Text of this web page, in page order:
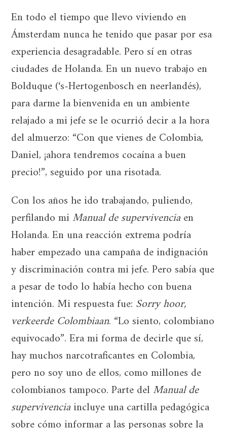
En todo el tiempo que llevo viviendo en
Ámsterdam nunca he tenido que pasar por esa
experiencia desagradable. Pero sí en otras
ciudades de Holanda. En un nuevo trabajo en
Bolduque (‘s-Hertogenbosch en neerlandés),
para darme la bienvenida en un ambiente
relajado a mi jefe se le ocurrió decir a la hora
del almuerzo: “Con que vienes de Colombia,
Daniel, ¡ahora tendremos cocaína a buen
precio!”, seguido por una risotada.
Con los años he ido trabajando, puliendo,
perfilando miManual de supervivenciaen
Holanda. En una reacción extrema podría
haber empezado una campaña de indignación
y discriminación contra mi jefe. Pero sabía que
a pesar de todo lo había hecho con buena
intención. Mi respuesta fue: Sorry hoor,
verkeerde Colombiaan. “Lo siento, colombiano
equivocado”. Era mi forma de decirle que sí,
hay muchos narcotraficantes en Colombia,
pero no soy uno de ellos, como millones de
colombianos tampoco. Parte delManual de
supervivenciaincluye una cartilla pedagógica
sobre cómo informar a las personas sobre la